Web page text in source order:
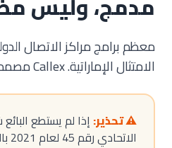
معظم برامج مراكز الاتصال
الامتثال الإماراتية. Callex مصممة من أجلها.
⚠️ تحذير: